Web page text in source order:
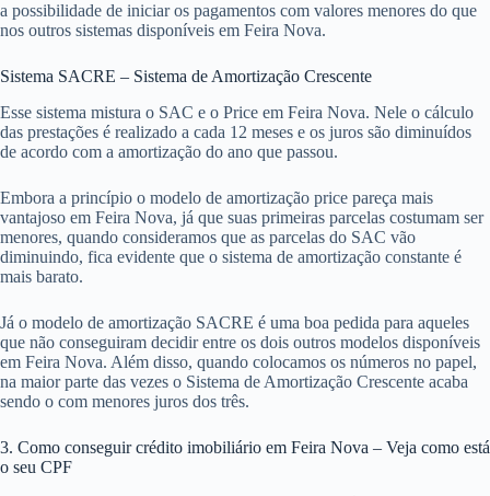
a possibilidade de iniciar os pagamentos com valores menores do que
nos outros sistemas disponíveis em Feira Nova.
Sistema SACRE – Sistema de Amortização Crescente
Esse sistema mistura o SAC e o Price em Feira Nova. Nele o cálculo
das prestações é realizado a cada 12 meses e os juros são diminuídos
de acordo com a amortização do ano que passou.
Embora a princípio o modelo de amortização price pareça mais
vantajoso em Feira Nova, já que suas primeiras parcelas costumam ser
menores, quando consideramos que as parcelas do SAC vão
diminuindo, fica evidente que o sistema de amortização constante é
mais barato.
Já o modelo de amortização SACRE é uma boa pedida para aqueles
que não conseguiram decidir entre os dois outros modelos disponíveis
em Feira Nova. Além disso, quando colocamos os números no papel,
na maior parte das vezes o Sistema de Amortização Crescente acaba
sendo o com menores juros dos três.
3. Como conseguir crédito imobiliário em Feira Nova – Veja como está
o seu CPF